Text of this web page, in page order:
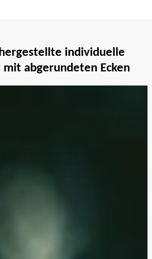
individuelle
abgerundeten Ecken